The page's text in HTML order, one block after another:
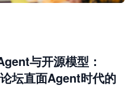
与开源模型：
坛直面Agent时代的